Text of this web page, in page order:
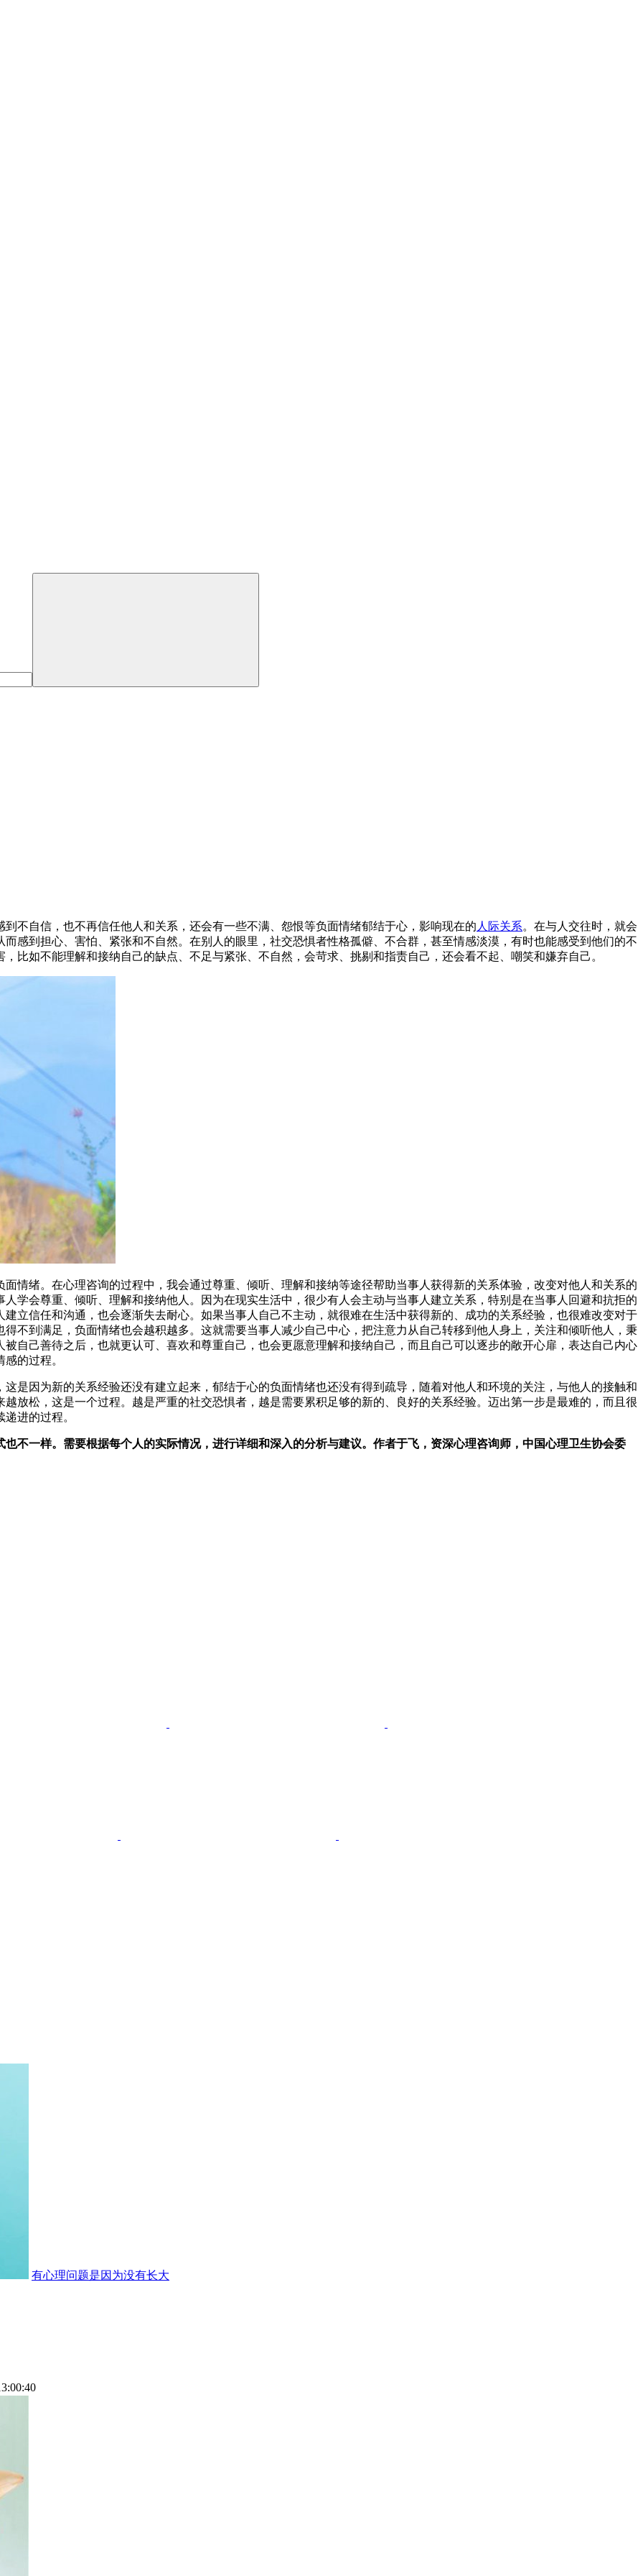
不自信，也不再信任他人和关系，还会有一些不满、怨恨等负面情绪郁结于心，影响现在的 人际关系。在与人交往时，就会
感到担心、害怕、紧张和不自然。在别人的眼里，社交恐惧者性格孤僻、不合群，甚至情感淡漠，有时也能感受到他们的不
比如不能理解和接纳自己的缺点、不足与紧张、不自然，会苛求、挑剔和指责自己，还会看不起、嘲笑和嫌弃自己。
情绪。在心理咨询的过程中，我会通过尊重、倾听、理解和接纳等途径帮助当事人获得新的关系体验，改变对他人和关系的
学会尊重、倾听、理解和接纳他人。因为在现实生活中，很少有人会主动与当事人建立关系，特别是在当事人回避和抗拒的
立信任和沟通，也会逐渐失去耐心。如果当事人自己不主动，就很难在生活中获得新的、成功的关系经验，也很难改变对于
不到满足，负面情绪也会越积越多。这就需要当事人减少自己中心，把注意力从自己转移到他人身上，关注和倾听他人，秉
自己善待之后，也就更认可、喜欢和尊重自己，也会更愿意理解和接纳自己，而且自己可以逐步的敞开心扉，表达自己内心
的过程。
是因为新的关系经验还没有建立起来，郁结于心的负面情绪也还没有得到疏导，随着对他人和环境的关注，与他人的接触和
放松，这是一个过程。越是严重的社交恐惧者，越是需要累积足够的新的、良好的关系经验。迈出第一步是最难的，而且很
进的过程。
不一样。需要根据每个人的实际情况，进行详细和深入的分析与建议。作者于飞，资深心理咨询师，中国心理卫生协会委
有心理问题是因为没有长大